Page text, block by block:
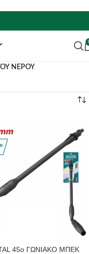
ΝΕΡΟΥ
45ο ΓΩΝΙΑΚΟ ΜΠΕΚ